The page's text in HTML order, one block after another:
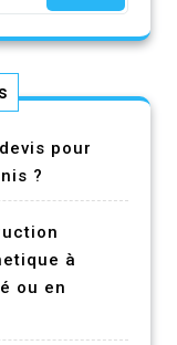
pour
?
à
ou en